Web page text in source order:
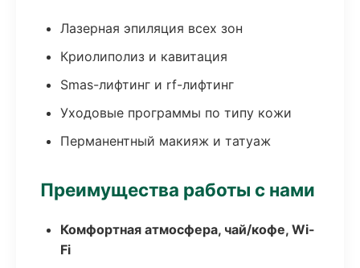
Лазерная эпиляция всех зон
Криолиполиз и кавитация
Smas-лифтинг и rf-лифтинг
Уходовые программы по типу кожи
Перманентный макияж и татуаж
Преимущества работы с нами
Комфортная атмосфера, чай/кофе, Wi-
Fi